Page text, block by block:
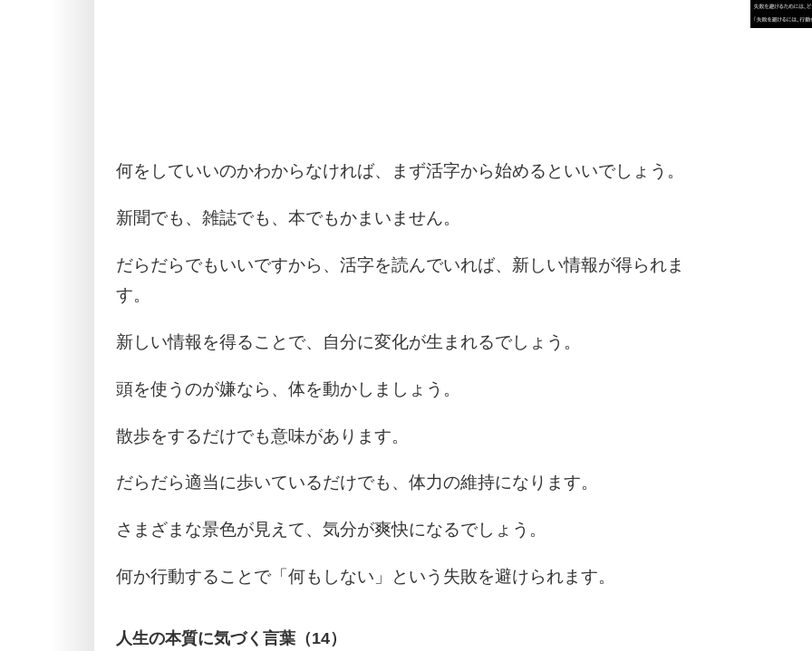
何をしていいのかわからなければ、まず活字から始めるといいでしょう。
新聞でも、雑誌でも、本でもかまいません。
だらだらでもいいですから、活字を読んでいれば、新しい情報が得られま
す。
新しい情報を得ることで、自分に変化が生まれるでしょう。
頭を使うのが嫌なら、体を動かしましょう。
散歩をするだけでも意味があります。
だらだら適当に歩いているだけでも、体力の維持になります。
さまざまな景色が見えて、気分が爽快になるでしょう。
何か行動することで「何もしない」という失敗を避けられます。
人生の本質に気づく言葉（14）
3